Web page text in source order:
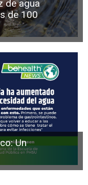
de agua
de 100
Un